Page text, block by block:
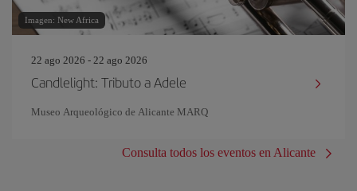
Imagen: New Africa
22 ago 2026 - 22 ago 2026
Candlelight: Tributo a Adele
Museo Arqueológico de Alicante MARQ
Consulta todos los eventos en Alicante